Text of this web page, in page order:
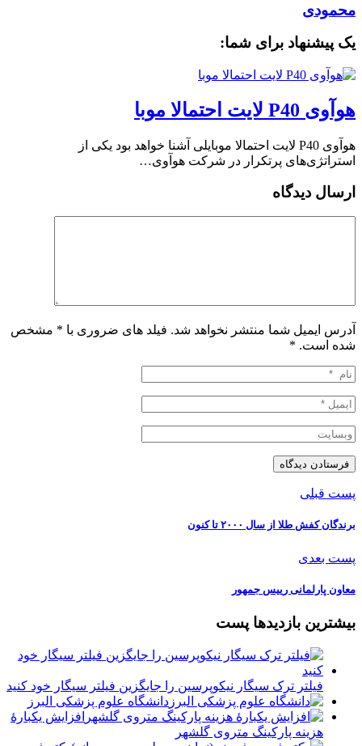
محمودی
یک پیشنهاد برای شما:
هوآوی P40 لایت احتمالا موبا
هوآوی P40 لایت احتمالا موبایلی آشنا خواهد بود یکی از
استراتژی‌های پرتکرار در شرکت هوآوی…
ارسال دیدگاه
آدرس ایمیل شما منتشر نخواهد شد. فیلد های ضروری با * مشخص
شده است. *
پست قبلی
برندگان کفش طلا از سال ۲۰۰۰ تا کنون
پست بعدی
معاون پارلمانی رییس جمهور
بیشترین بازدیدها پست
فیلتر ترک سیگار نیکوپرسین را جایگزین فیلتر سیگار خود کنید
دانشگاه علوم پزشکی البرز
افزایش یکبارۀ
هزینه پارکینگ متروی گلشهر